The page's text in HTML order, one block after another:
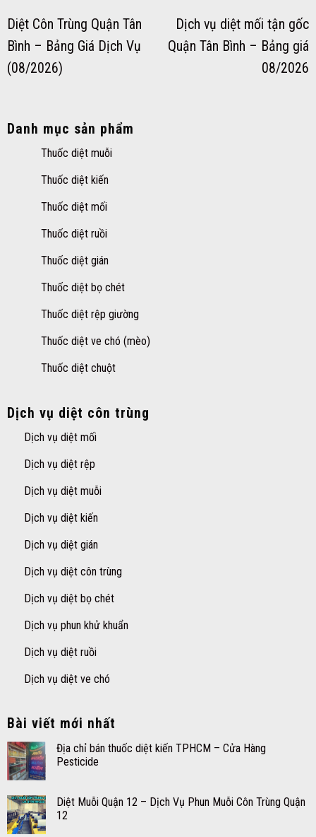
Diệt Côn Trùng Quận Tân
Bình – Bảng Giá Dịch Vụ
(08/2026)
Dịch vụ diệt mối tận gốc
Quận Tân Bình – Bảng giá
08/2026
Danh mục sản phẩm
Thuốc diệt muỗi
Thuốc diệt kiến
Thuốc diệt mối
Thuốc diệt ruồi
Thuốc diệt gián
Thuốc diệt bọ chét
Thuốc diệt rệp giường
Thuốc diệt ve chó (mèo)
Thuốc diệt chuột
Dịch vụ diệt côn trùng
Dịch vụ diệt mối
Dịch vụ diệt rệp
Dịch vụ diệt muỗi
Dịch vụ diệt kiến
Dịch vụ diệt gián
Dịch vụ diệt côn trùng
Dịch vụ diệt bọ chét
Dịch vụ phun khử khuẩn
Dịch vụ diệt ruồi
Dịch vụ diệt ve chó
Bài viết mới nhất
Địa chỉ bán thuốc diệt kiến TPHCM – Cửa Hàng
Pesticide
Diệt Muỗi Quận 12 – Dịch Vụ Phun Muỗi Côn Trùng Quận
12